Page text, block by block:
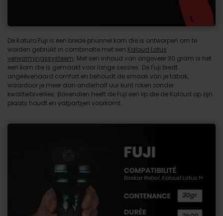
De Katuro Fuji is een brede phunnel kom die is ontworpen om te
worden gebruikt in combinatie met een Kaloud Lotus
verwarmingssysteem. Met een inhoud van ongeveer 30 gram is het
een kom die is gemaakt voor lange sessies. De Fuji biedt
ongeëvenaard comfort en behoudt de smaak van je tabak,
waardoor je meer dan anderhalf uur kunt roken zonder
kwaliteitsverlies. Bovendien heeft de Fuji een lip die de Kaloud op zijn
plaats houdt en valpartijen voorkomt.